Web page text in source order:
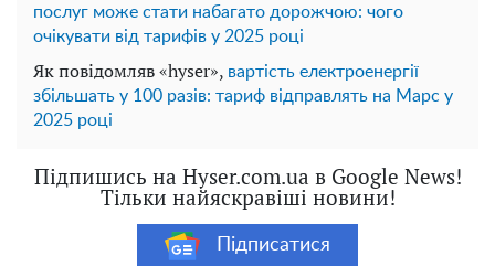
послуг може стати набагато дорожчою: чого
очікувати від тарифів у 2025 році
Як повідомляв «hyser», вартість електроенергії
збільшать у 100 разів: тариф відправлять на Марс у
2025 році
Підпишись на Hyser.com.ua в Google News!
Тільки найяскравіші новини!
Підписатися